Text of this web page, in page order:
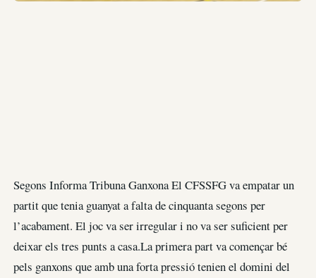
Segons Informa Tribuna Ganxona El CFSSFG va empatar un
partit que tenia guanyat a falta de cinquanta segons per
l’acabament. El joc va ser irregular i no va ser suficient per
deixar els tres punts a casa.La primera part va començar bé
pels ganxons que amb una forta pressió tenien el domini del